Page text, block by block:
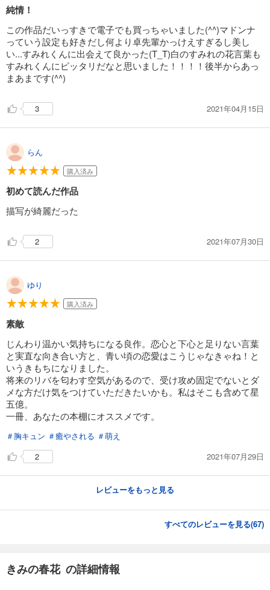
純情！
この作品だいっすきで電子でも買っちゃいました(^^)マドンナ
っていう設定も好きだし何より卓先輩かっけえすぎるし美し
い...すみれくんに出会えて良かった(T_T)白のすみれの花言葉も
すみれくんにピッタリだなと思いました！！！！後半からあっ
まあまです(^^)
3 2021年04月15日
らん
購入済み
初めて読んだ作品
描写が綺麗だった
2 2021年07月30日
ゆり
購入済み
素敵
じんわり温かい気持ちになる良作。恋心と下心と足りない言葉
と実直な向き合い方と、青い頃の恋愛はこうじゃなきゃね！と
いうきもちになりました。
将来のリバを匂わす空気があるので、受け攻め固定でないとダ
メな方だけ気をつけていただきたいかも。私はそこも含めて星
五億。
一冊、あなたの本棚にオススメです。
＃胸キュン ＃癒やされる ＃萌え
2
2021年07月29日
レビューをもっと見る
すべてのレビューを見る(67)
きみの春花 の詳細情報